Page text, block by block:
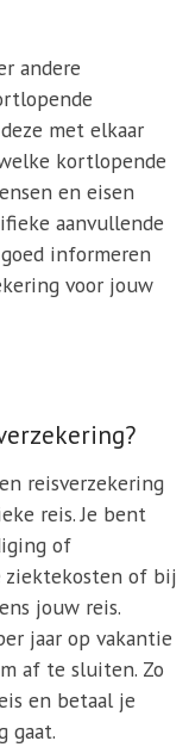
andere
met elkaar
kortlopende
en eisen
aanvullende
informeren
voor jouw
reisverzekering
reis. Je bent
of
ziektekosten of bij
jouw reis.
jaar op vakantie
af te sluiten. Zo
en betaal je
gaat.